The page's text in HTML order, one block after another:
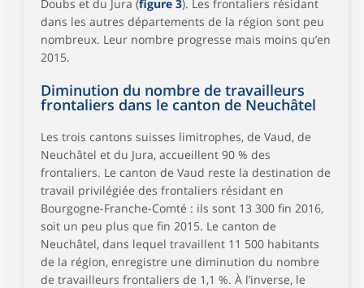
Doubs et du Jura (figure 3). Les frontaliers résidant
dans les autres départements de la région sont peu
nombreux. Leur nombre progresse mais moins qu’en
2015.
Diminution du nombre de travailleurs
frontaliers dans le canton de Neuchâtel
Les trois cantons suisses limitrophes, de Vaud, de
Neuchâtel et du Jura, accueillent 90 % des
frontaliers. Le canton de Vaud reste la destination de
travail privilégiée des frontaliers résidant en
Bourgogne-Franche-Comté : ils sont 13 300 fin 2016,
soit un peu plus que fin 2015. Le canton de
Neuchâtel, dans lequel travaillent 11 500 habitants
de la région, enregistre une diminution du nombre
de travailleurs frontaliers de 1,1 %. À l’inverse, le